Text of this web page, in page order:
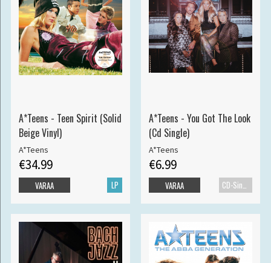
A*Teens - Teen Spirit (Solid
Beige Vinyl)
A*Teens
€34.99
LP
VARAA
A*Teens - You Got The Look
(Cd Single)
A*Teens
€6.99
VARAA